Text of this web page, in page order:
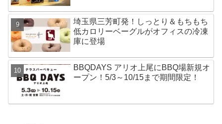
埼玉県三芳町発！しっとり＆もちもち
低カロリーベーグルがオフィスの冷凍
庫に登場
BBQDAYS アリオ上尾にBBQ場新規オ
ープン！5/3～10/15まで期間限定！